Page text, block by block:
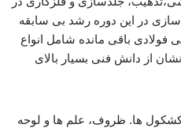
در این دوره رشد بی سابقه
فولادی باقی مانده شامل انواع
از دانش فنی بسیار بالای
کشکول ها. ظروف، علم ها و لوحه